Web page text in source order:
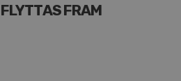
FRAM